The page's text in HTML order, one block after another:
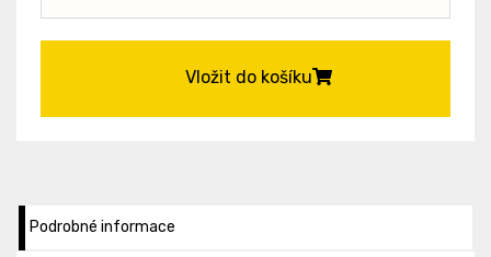
Vložit do košíku
Podrobné informace